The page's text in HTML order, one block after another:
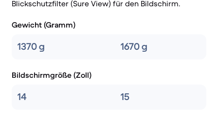
Blickschutzfilter (Sure View) für den Bildschirm.
Gewicht (Gramm)
1370 g 1670 g
Bildschirmgröße (Zoll)
14 15